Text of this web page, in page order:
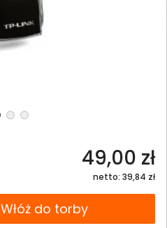
49,00 zł
netto: 39,84 zł
Włóż do torby